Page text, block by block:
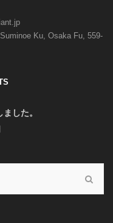
Ku, Osaka Fu, 559-
した。